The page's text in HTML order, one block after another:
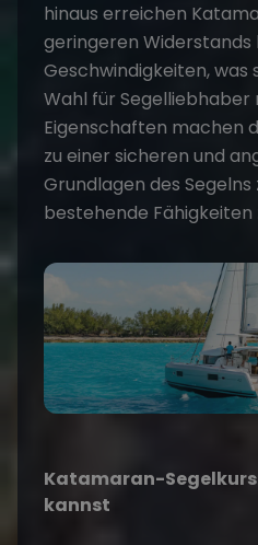
hinaus erreichen
geringeren Widerstands
Geschwindigkeiten, was
Wahl für Segelliebhaber
Eigenschaften machen
zu einer sicheren und
Grundlagen des
bestehende Fähigkeiten
Katamaran-
kannst